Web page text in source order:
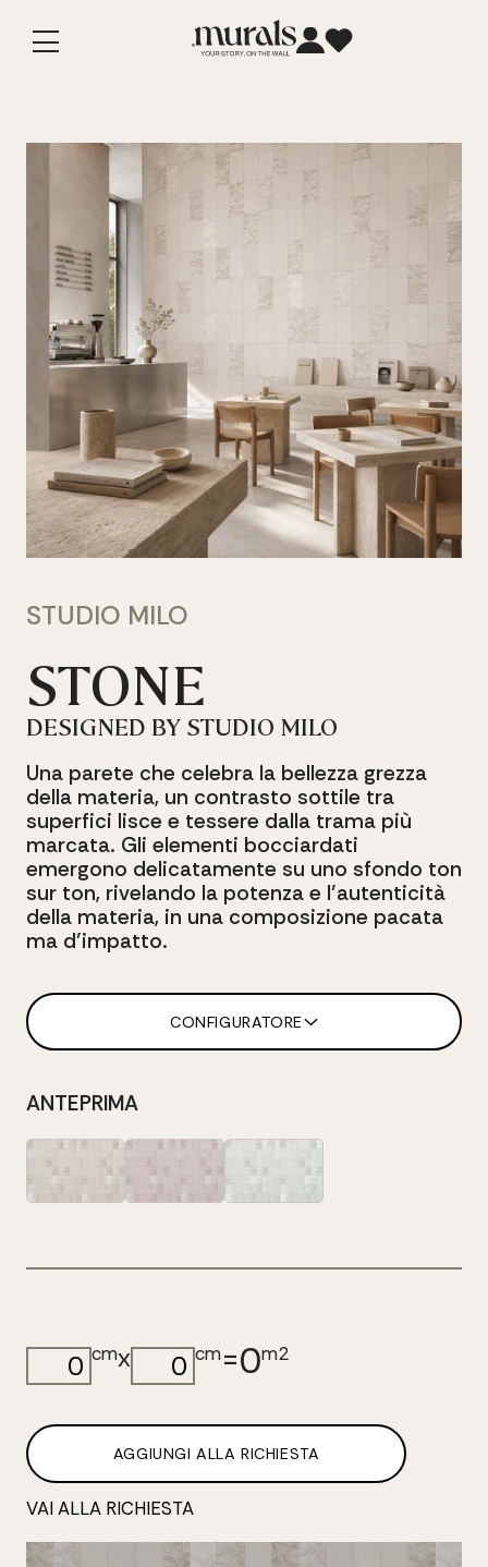
direttamente
ai contenuti
STUDIO MILO
STONE
DESIGNED BY STUDIO MILO
Una parete che celebra la bellezza grezza
della materia, un contrasto sottile tra
superfici lisce e tessere dalla trama più
marcata. Gli elementi bocciardati
emergono delicatamente su uno sfondo ton
sur ton, rivelando la potenza e l’autenticità
della materia, in una composizione pacata
ma d’impatto.
CONFIGURATORE
ANTEPRIMA
cmx cm=0m2
AGGIUNGI ALLA RICHIESTA
VAI ALLA RICHIESTA